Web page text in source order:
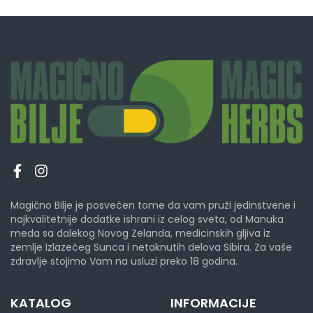
Magično Bilje je posvećen tome da vam pruži jedinstvene i
najkvalitetnije dodatke ishrani iz celog sveta, od Manuka
meda sa dalekog Novog Zelanda, medicinskih gljiva iz
zemlje Izlazećeg Sunca i netaknutih delova Sibira. Za vaše
zdravlje stojimo Vam na usluzi preko 18 godina.
KATALOG INFORMACIJE